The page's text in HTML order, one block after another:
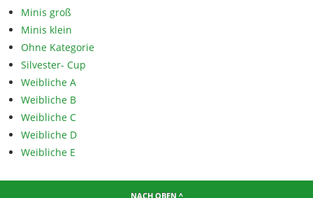
Minis groß
Minis klein
Ohne Kategorie
Silvester- Cup
Weibliche A
Weibliche B
Weibliche C
Weibliche D
Weibliche E
NACH OBEN ^